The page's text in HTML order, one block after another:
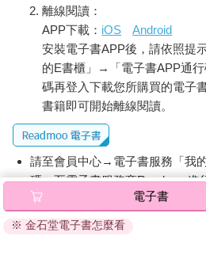
離線閱讀：
APP下載： iOS
Android
安裝電子書APP後，請依照提
的E書櫃」→「電子書APP通
碼再登入下載您所購買的電子
書籍即可開始離線閱讀。
請至會員中心→電子書服務「我
碼』至電子書服務商Readmoo進
退換貨須知：
因版權保護，您在金石堂所購買
電子書
※ 金石堂電子書怎麼看